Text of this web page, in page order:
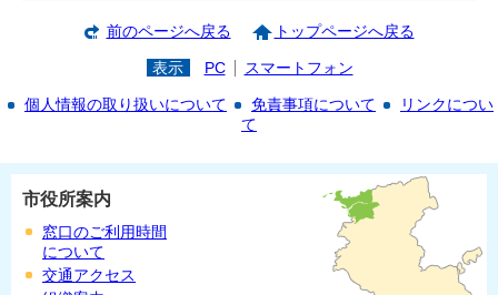
前のページへ戻る トップページへ戻る
表示 PC スマートフォン
個人情報の取り扱いについて 免責事項について
リンクについ
て
市役所案内
窓口のご利用時間
について
交通アクセス